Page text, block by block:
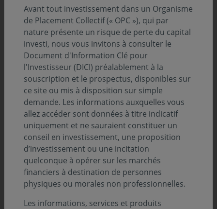
Temps de lecture : 7min
Covéa Finance a présenté ses Perspectives
Économiques et Financières le 9 novembre.
Francis Jaisson, Directeur général délégué,
partage avec vous les grandes lignes de ce
rendez-vous et les éléments clés de notre
lecture du monde.
Interview
de
Avant tout investissement dans un Organisme
de Placement Collectif (« OPC »), qui par
nature présente un risque de perte du capital
investi, nous vous invitons à consulter le
Document d'Information Clé pour
l'Investisseur (DICI) préalablement à la
souscription et le prospectus, disponibles sur
ce site ou mis à disposition sur simple
demande. Les informations auxquelles vous
allez accéder sont données à titre indicatif
uniquement et ne sauraient constituer un
conseil en investissement, une proposition
d’investissement ou une incitation
quelconque à opérer sur les marchés
financiers à destination de personnes
physiques ou morales non professionnelles.
Les informations, services et produits